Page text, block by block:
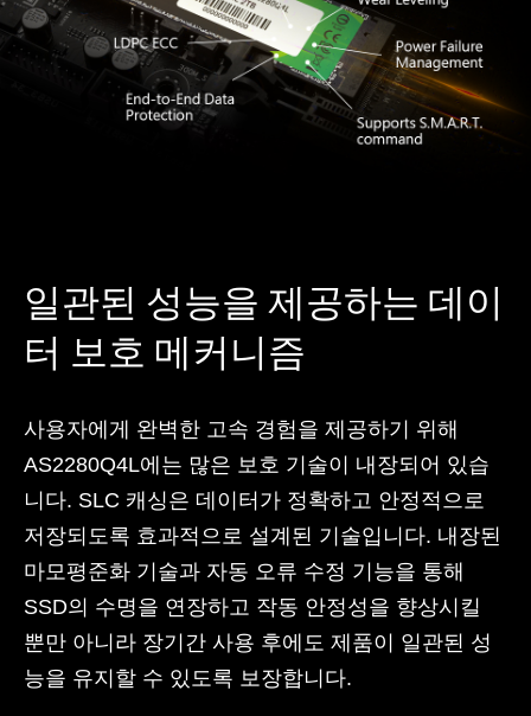
일관된 성능을 제공하는 데이
터 보호 메커니즘
사용자에게 완벽한 고속 경험을 제공하기 위해
AS2280Q4L에는 많은 보호 기술이 내장되어 있습
니다. SLC 캐싱은 데이터가 정확하고 안정적으로
저장되도록 효과적으로 설계된 기술입니다. 내장된
마모평준화 기술과 자동 오류 수정 기능을 통해
SSD의 수명을 연장하고 작동 안정성을 향상시킬
뿐만 아니라 장기간 사용 후에도 제품이 일관된 성
능을 유지할 수 있도록 보장합니다.